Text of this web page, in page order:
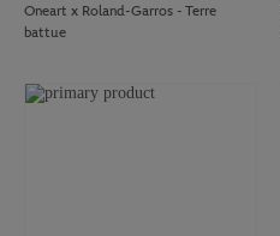
Oneart x Roland-Garros - Terre
battue